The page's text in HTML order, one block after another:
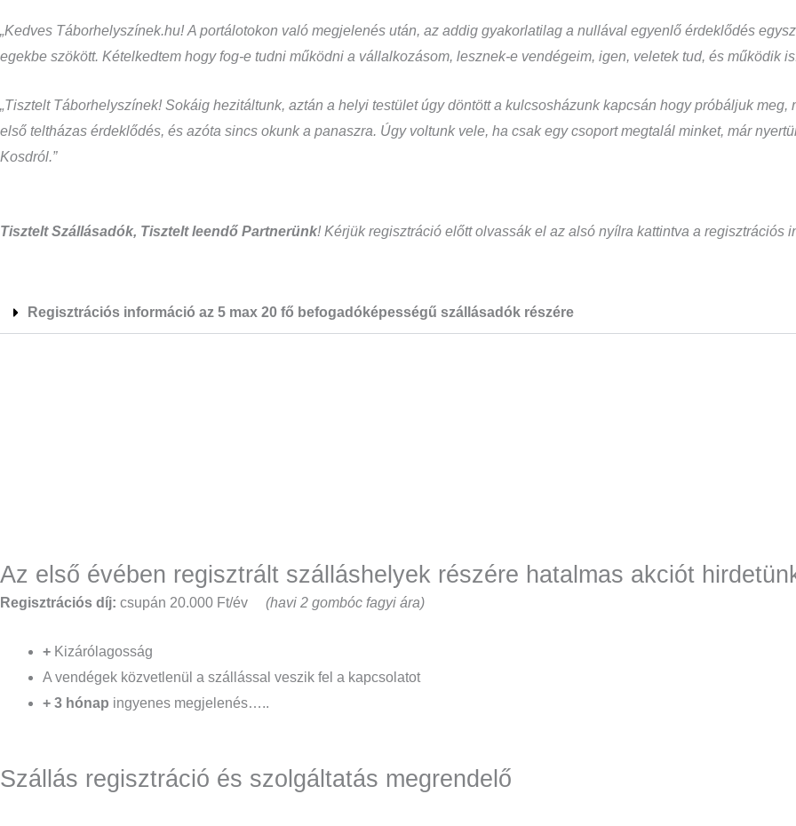
„Kedves Táborhelyszínek.hu! A portálotokon való megjelenés után, az addig gyakorlatilag a nullával egyenlő érdeklődés
egekbe szökött. Kételkedtem hogy fog-e tudni működni a vállalkozásom, lesznek-e vendégeim, igen, veletek tud, és működik
„Tisztelt Táborhelyszínek! Sokáig hezitáltunk, aztán a helyi testület úgy döntött a kulcsosházunk kapcsán hogy próbáljuk
első teltházas érdeklődés, és azóta sincs okunk a panaszra. Úgy voltunk vele, ha csak egy csoport megtalál minket, már
Kosdról.”
Tisztelt Szállásadók, Tisztelt leendő Partnerünk! Kérjük regisztráció előtt olvassák el az alsó nyílra kattintva a regisztrációs
Regisztrációs információ az 5 max 20 fő befogadóképességű szállásadók részére
Az első évében regisztrált szálláshelyek részére hatalmas akciót
Regisztrációs díj: csupán 20.000 Ft/év (havi 2 gombóc fagyi ára)
+ Kizárólagosság
A vendégek közvetlenül a szállással veszik fel a kapcsolatot
+ 3 hónap ingyenes megjelenés…..
Szállás regisztráció és szolgáltatás megrendelő